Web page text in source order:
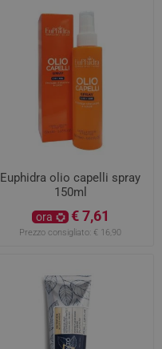
Euphidra olio capelli spray
150ml
ora € 7,61
Prezzo consigliato: € 16,90